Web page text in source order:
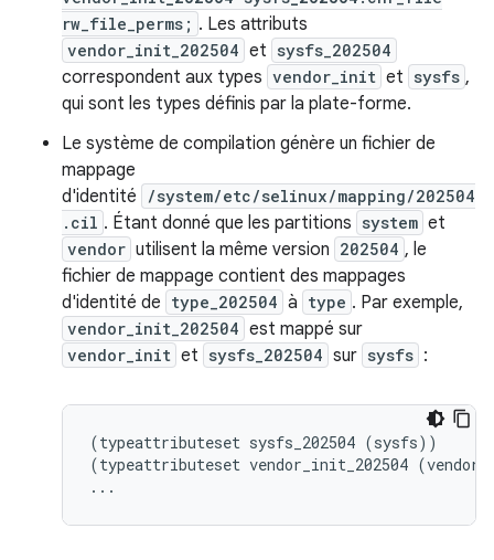
rw_file_perms; . Les attributs
vendor_init_202504 et sysfs_202504
correspondent aux types vendor_init et sysfs ,
qui sont les types définis par la plate-forme.
Le système de compilation génère un fichier de
mappage
d'identité
/system/etc/selinux/mapping/202504
.cil . Étant donné que les partitions system et
vendor utilisent la même version 202504 , le
fichier de mappage contient des mappages
d'identité de type_202504 à type . Par exemple,
vendor_init_202504 est mappé sur
vendor_init et sysfs_202504 sur sysfs :
(typeattributeset sysfs_202504 (sysfs))
(typeattributeset vendor_init_202504 (
...